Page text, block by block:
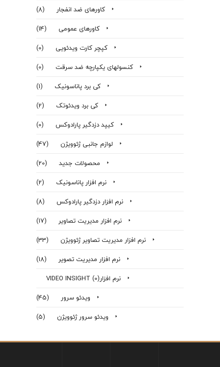
کاورهای ضد انفجار
(8)
کاورهای عمومی
(14)
کپچر کارت ویدئویی
(0)
کنسولهای یکپارچه ضد سرقت
(0)
کی برد پاناسونیک
(1)
کی برد ویدئوتک
(2)
کیپد دزدگیر پارادوکس
(0)
لوازم جانبی ژئوویژن
(47)
محصولات جدید
(20)
نرم افزار پاناسونیک
(2)
نرم افزار دزدگير پارادوكس
(8)
نرم افزار مدیریت تصاویر
(17)
نرم افزار مدیریت تصاویر ژئوویژن
(33)
نرم افزار مدیریت تصویر
(18)
نرم افزارVIDEO INSIGHT(0)
ویدئو سرور
(45)
ویدئو سرور ژئوویژن
(5)